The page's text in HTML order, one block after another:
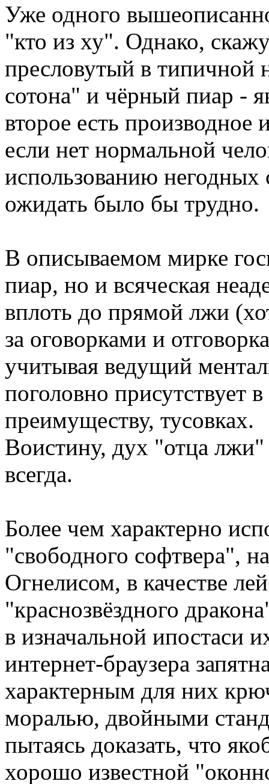
Уже одного
"кто из ху". Однако,
пресловутый в типичной
сотона" и чёрный пиар -
второе есть
если нет нормальной
использованию негодных
ожидать было бы трудно.
В описываемом мирке
пиар, но и всяческая
вплоть до прямой лжи
за оговорками и
учитывая ведущий
поголовно
преимуществу, тусовках.
Воистину, дух "отца лжи"
всегда.
Более чем характерно
"свободного софтвера",
Огнелисом, в качестве
"краснозвёздного
в изначальной ипостаси
интернет-браузера
характерным для них
моралью, двойными
пытаясь доказать, что
хорошо известной